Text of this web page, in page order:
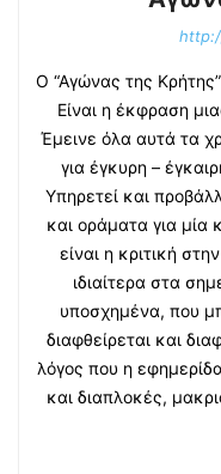
Ο “Αγώνας της
Είναι η έκφραση
Έμεινε όλα αυτά τα
για έγκυρη –
Υπηρετεί και
και οράματα για μία
είναι η κριτική
ιδιαίτερα στα
υποσχημένα, που
διαφθείρεται και
λόγος που η
και διαπλοκές,